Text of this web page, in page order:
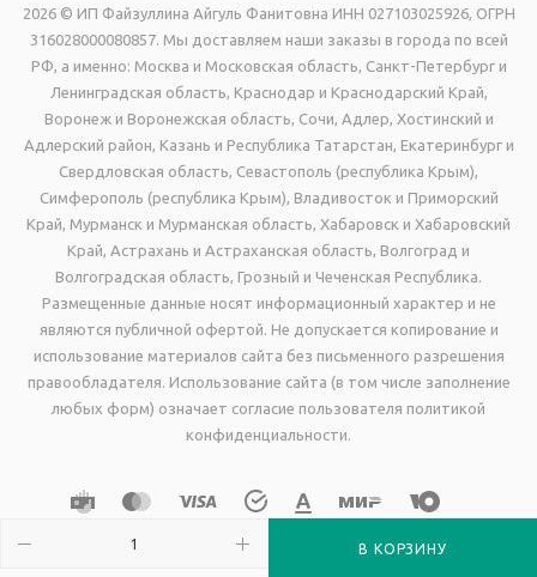
В КОРЗИНУ
2026 © ИП Файзуллина Айгуль Фанитовна ИНН 027103025926, ОГРН
316028000080857. Мы доставляем наши заказы в города по всей
РФ, а именно: Москва и Московская область, Санкт-Петербург и
Ленинградская область, Краснодар и Краснодарский Край,
Воронеж и Воронежская область, Сочи, Адлер, Хостинский и
Адлерский район, Казань и Республика Татарстан, Екатеринбург и
Свердловская область, Севастополь (республика Крым),
Симферополь (республика Крым), Владивосток и Приморский
Край, Мурманск и Мурманская область, Хабаровск и Хабаровский
Край, Астрахань и Астраханская область, Волгоград и
Волгоградская область, Грозный и Чеченская Республика.
Размещенные данные носят информационный характер и не
являются публичной офертой. Не допускается копирование и
использование материалов сайта без письменного разрешения
правообладателя. Использование сайта (в том числе заполнение
любых форм) означает согласие пользователя политикой
конфиденциальности.